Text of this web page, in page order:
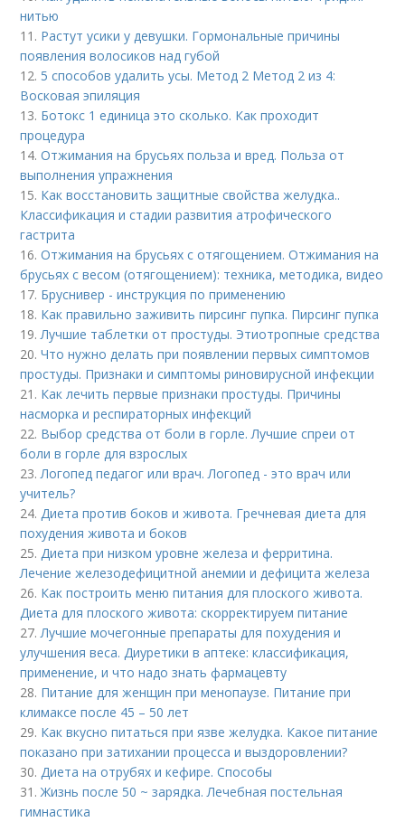
нитью
11. Растут усики у девушки. Гормональные причины
появления волосиков над губой
12. 5 способов удалить усы. Метод 2 Метод 2 из 4:
Восковая эпиляция
13. Ботокс 1 единица это сколько. Как проходит
процедура
14.Отжимания на брусьях польза и вред. Польза от
выполнения упражнения
15. Как восстановить защитные свойства желудка..
Классификация и стадии развития атрофического
гастрита
16.Отжимания на брусьях с отягощением. Отжимания на
брусьях с весом (отягощением): техника, методика, видео
17. Бруснивер - инструкция по применению
18. Как правильно заживить пирсинг пупка. Пирсинг пупка
19.Лучшие таблетки от простуды. Этиотропные средства
20.Что нужно делать при появлении первых симптомов
простуды. Признаки и симптомы риновирусной инфекции
21. Как лечить первые признаки простуды. Причины
насморка и респираторных инфекций
22. Выбор средства от боли в горле. Лучшие спреи от
боли в горле для взрослых
23.Логопед педагог или врач. Логопед - это врач или
учитель?
24.Диета против боков и живота. Гречневая диета для
похудения живота и боков
25.Диета при низком уровне железа и ферритина.
Лечение железодефицитной анемии и дефицита железа
26. Как построить меню питания для плоского живота.
Диета для плоского живота: скорректируем питание
27.Лучшие мочегонные препараты для похудения и
улучшения веса. Диуретики в аптеке: классификация,
применение, и что надо знать фармацевту
28. Питание для женщин при менопаузе. Питание при
климаксе после 45 – 50 лет
29. Как вкусно питаться при язве желудка. Какое питание
показано при затихании процесса и выздоровлении?
30.Диета на отрубях и кефире. Способы
31.Жизнь после 50 ~ зарядка. Лечебная постельная
гимнастика